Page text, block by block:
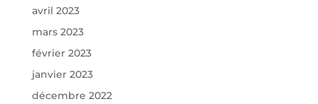
avril 2023
mars 2023
février 2023
janvier 2023
décembre 2022